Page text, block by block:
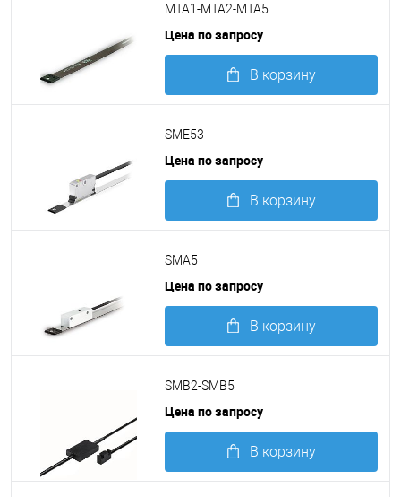
MTA1-MTA2-MTA5
Цена по запросу
В корзину
SME53
Цена по запросу
В корзину
SMA5
Цена по запросу
В корзину
SMB2-SMB5
Цена по запросу
В корзину